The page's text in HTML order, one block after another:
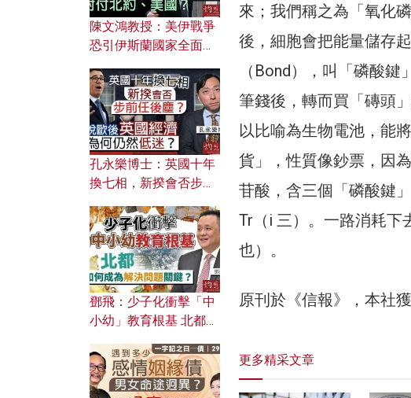
來；我們稱之為「氧化
後，細胞會把能量儲存
（Bond），叫「磷酸
筆錢後，轉而買「磚頭
以比喻為生物電池，能
貨」，性質像鈔票，因
苷酸，含三個「磷酸鍵
Tr（i 三）。一路消耗下
也）。
原刊於《信報》，本社
更多精采文章
陳文鴻教授：美伊戰爭
恐引伊斯蘭國家全面反
對付北約美國？
孔永樂博士：英國十年
換七相，新揆會否步前
濟為何仍然低迷？
鄧飛：少子化衝擊「中
小幼」教育根基 北都如